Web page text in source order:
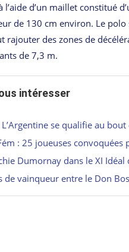
l’aide d’un maillet constitué
de 130 cm environ. Le
rajouter des zones de
de 7,3 m.
intéresser
se qualifie au bout
: 25 joueuses convoquées
Dumornay dans le XI Idéal
de vainqueur entre le Don